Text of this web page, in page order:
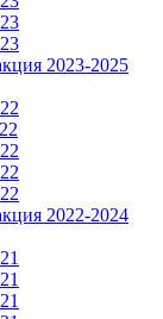
2023-2025
2022-2024